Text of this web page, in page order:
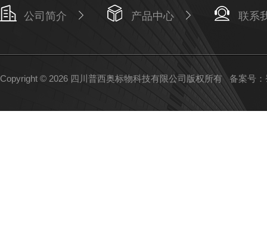
公司简介 产品中心 联系
Copyright © 2026 四川普西奥标物科技有限公司版权所有 备案号：